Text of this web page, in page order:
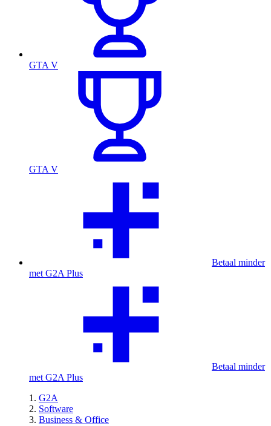
GTA V
GTA V
Betaal minder
met G2A Plus
Betaal minder
met G2A Plus
G2A
Software
Business & Office